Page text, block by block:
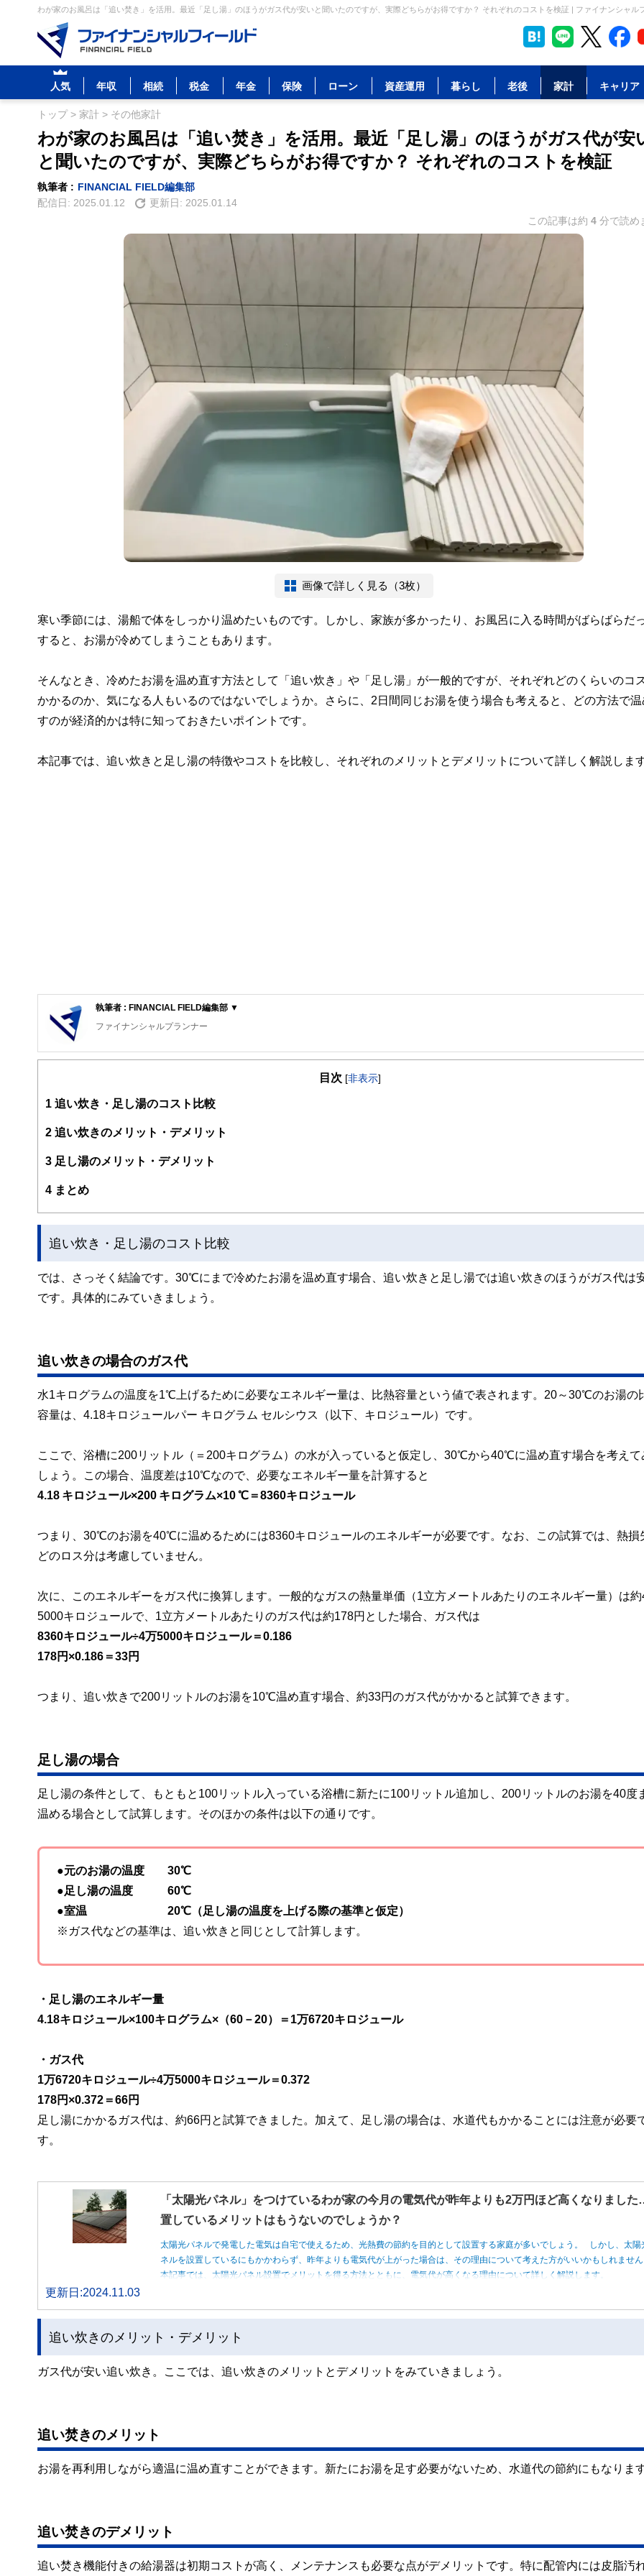
わが家のお風呂は「追い焚き」を活用。最近「足し湯」のほうがガス代が安いと聞いたのですが、実際どちらがお得ですか？ それぞれのコストを検証 | ファイナンシャル
人気 年収 相続 税金 年金 保険 ローン 資産運用 暮らし 老後 家計 キャリア
トップ> 家計 > その他家計
わが家のお風呂は「追い焚き」を活用。最近「足し湯」のほうがガス代が安
と聞いたのですが、実際どちらがお得ですか？ それぞれのコストを検証
執筆者 : FINANCIAL FIELD編集部
配信日: 2025.01.12 更新日: 2025.01.14
この記事は約 4 分で読め
画像で詳しく見る（3枚）
寒い季節には、湯船で体をしっかり温めたいものです。しかし、家族が多かったり、お風呂に入る時間がばらばらだ
すると、お湯が冷めてしまうこともあります。
そんなとき、冷めたお湯を温め直す方法として「追い炊き」や「足し湯」が一般的ですが、それぞれどのくらいのコ
かかるのか、気になる人もいるのではないでしょうか。さらに、2日間同じお湯を使う場合も考えると、どの方法で温
すのが経済的かは特に知っておきたいポイントです。
本記事では、追い炊きと足し湯の特徴やコストを比較し、それぞれのメリットとデメリットについて詳しく解説しま
執筆者 : FINANCIAL FIELD編集部 ▼
ファイナンシャルプランナー
FinancialField編集部は、金融、経済に関する記事を、日々の暮らしにどのような影響を与えるかという視点で、お金の知識がない方でも理解
案から記事掲載まですべての工程に関わることで、読者目線のコンテンツを追求しています。
FinancialFieldの特徴は、ファイナンシャルプランナー、弁護士、税理士、宅地建物取引士、相続診断士、住宅ローンアドバイザー、DCプラ
ー、公認会計士、社会保険労務士、行政書士、投資アナリスト、キャリアコンサルタントなど150名以上の有資格者を執筆者・監修者として
私たちは、快適でより良い生活のアイデアを提供するお金のコンシェルジュを目指します。
目次 [非表示]
1 追い炊き・足し湯のコスト比較
2 追い炊きのメリット・デメリット
3 足し湯のメリット・デメリット
4 まとめ
追い炊き・足し湯のコスト比較
では、さっそく結論です。30℃にまで冷めたお湯を温め直す場合、追い炊きと足し湯では追い炊きのほうがガス代は
です。具体的にみていきましょう。
追い炊きの場合のガス代
水1キログラムの温度を1℃上げるために必要なエネルギー量は、比熱容量という値で表されます。20～30℃のお湯の
容量は、4.18キロジュールパー キログラム セルシウス（以下、キロジュール）です。
ここで、浴槽に200リットル（＝200キログラム）の水が入っていると仮定し、30℃から40℃に温め直す場合を考えて
しょう。この場合、温度差は10℃なので、必要なエネルギー量を計算すると
4.18 キロジュール×200 キログラム×10 ℃＝8360キロジュール
つまり、30℃のお湯を40℃に温めるためには8360キロジュールのエネルギーが必要です。なお、この試算では、熱損
どのロス分は考慮していません。
次に、このエネルギーをガス代に換算します。一般的なガスの熱量単価（1立方メートルあたりのエネルギー量）は約
5000キロジュールで、1立方メートルあたりのガス代は約178円とした場合、ガス代は
8360キロジュール÷4万5000キロジュール＝0.186
178円×0.186＝33円
つまり、追い炊きで200リットルのお湯を10℃温め直す場合、約33円のガス代がかかると試算できます。
足し湯の場合
足し湯の条件として、もともと100リットル入っている浴槽に新たに100リットル追加し、200リットルのお湯を40度
温める場合として試算します。そのほかの条件は以下の通りです。
●元のお湯の温度 30℃
●足し湯の温度 60℃
●室温 20℃（足し湯の温度を上げる際の基準と仮定）
※ガス代などの基準は、追い炊きと同じとして計算します。
・足し湯のエネルギー量
4.18キロジュール×100キログラム×（60－20）＝1万6720キロジュール
・ガス代
1万6720キロジュール÷4万5000キロジュール＝0.372
178円×0.372＝66円
足し湯にかかるガス代は、約66円と試算できました。加えて、足し湯の場合は、水道代もかかることには注意が必要
す。
「太陽光パネル」をつけているわが家の今月の電気代が昨年よりも2万円ほど高くなりまし
置しているメリットはもうないのでしょうか？
太陽光パネルで発電した電気は自宅で使えるため、光熱費の節約を目的として設置する家庭が多いでしょう。 しかし、太陽
ネルを設置しているにもかかわらず、昨年よりも電気代が上がった場合は、その理由について考えた方がいいかもしれませ
本記事では、太陽光パネル設置でメリットを得る方法とともに、電気代が高くなる理由について詳しく解説します。
更新日:2024.11.03
追い炊きのメリット・デメリット
ガス代が安い追い炊き。ここでは、追い炊きのメリットとデメリットをみていきましょう。
追い焚きのメリット
お湯を再利用しながら適温に温め直すことができます。新たにお湯を足す必要がないため、水道代の節約にもなりま
追い焚きのデメリット
追い焚き機能付きの給湯器は初期コストが高く、メンテナンスも必要な点がデメリットです。特に配管内には皮脂汚